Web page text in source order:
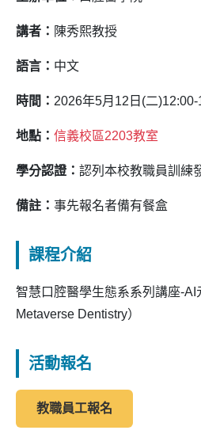
講者： 陳秀熙教授
語言： 中文
時間： 2026年5月12日(二)12:00-
地點： 信義校區2203教室
學分認證： 認列本校教職員訓練
備註： 事先報名者備有餐盒
課程介紹
智慧口腔醫學生態系系列講座-AI
Metaverse Dentistry）
活動報名
教職員工報名